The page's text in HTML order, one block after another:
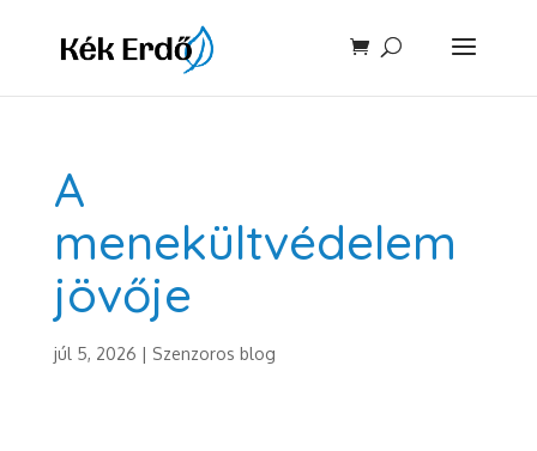
A
menekültvédelem
jövője
júl 5, 2026 | Szenzoros blog